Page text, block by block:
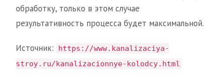
обработку, только в этом случае
результативность процесса будет максимальной.
Источник:
https://www.kanalizaciya-
stroy.ru/kanalizacionnye-kolodcy.html